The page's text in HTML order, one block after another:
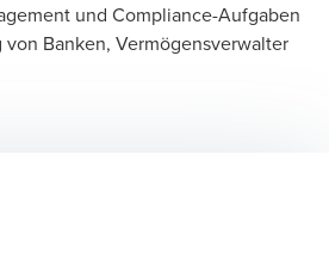
und Compliance-Aufgaben
Banken, Vermögensverwalter